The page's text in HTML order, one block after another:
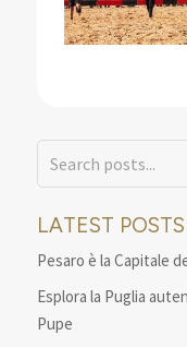
LATEST POSTS
Pesaro è la Capitale
Esplora la Puglia
Pupe